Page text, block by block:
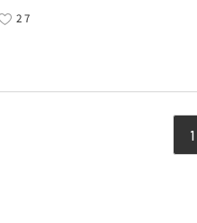
27
1